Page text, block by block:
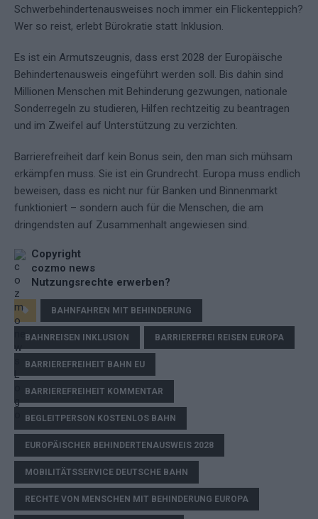
Schwerbehindertenausweises noch immer ein Flickenteppich?
Wer so reist, erlebt Bürokratie statt Inklusion.
Es ist ein Armutszeugnis, dass erst 2028 der Europäische
Behindertenausweis eingeführt werden soll. Bis dahin sind
Millionen Menschen mit Behinderung gezwungen, nationale
Sonderregeln zu studieren, Hilfen rechtzeitig zu beantragen
und im Zweifel auf Unterstützung zu verzichten.
Barrierefreiheit darf kein Bonus sein, den man sich mühsam
erkämpfen muss. Sie ist ein Grundrecht. Europa muss endlich
beweisen, dass es nicht nur für Banken und Binnenmarkt
funktioniert – sondern auch für die Menschen, die am
dringendsten auf Zusammenhalt angewiesen sind.
Copyright
cozmo news
Nutzungsrechte erwerben?
BAHNFAHREN MIT BEHINDERUNG
BAHNREISEN INKLUSION BARRIEREFREI REISEN EUROPA
BARRIEREFREIHEIT BAHN EU
BARRIEREFREIHEIT KOMMENTAR
BEGLEITPERSON KOSTENLOS BAHN
EUROPÄISCHER BEHINDERTENAUSWEIS 2028
MOBILITÄTSSERVICE DEUTSCHE BAHN
RECHTE VON MENSCHEN MIT BEHINDERUNG EUROPA